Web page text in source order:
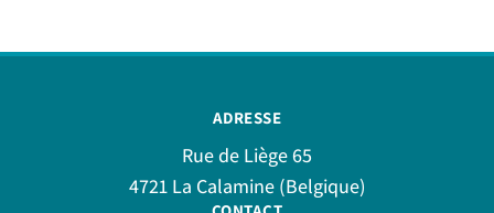
ADRESSE
Rue de Liège 65
4721 La Calamine (Belgique)